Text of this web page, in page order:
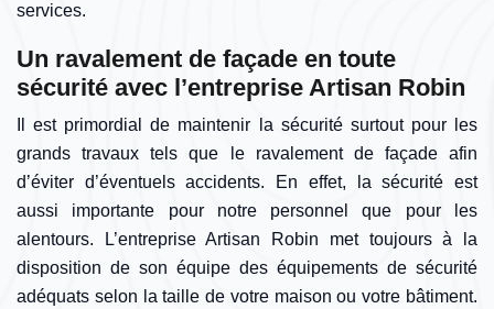
services.
Un ravalement de façade en toute
sécurité avec l’entreprise Artisan Robin
Il est primordial de maintenir la sécurité surtout pour les
grands travaux tels que le ravalement de façade afin
d’éviter d’éventuels accidents. En effet, la sécurité est
aussi importante pour notre personnel que pour les
alentours. L’entreprise Artisan Robin met toujours à la
disposition de son équipe des équipements de sécurité
adéquats selon la taille de votre maison ou votre bâtiment.